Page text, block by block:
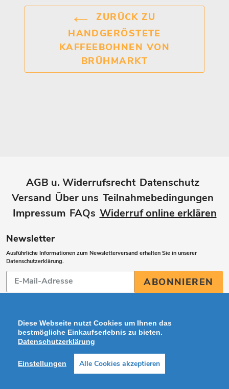
ZURÜCK ZU
HANDGERÖSTETE
KAFFEEBOHNEN VON
BRÜHMARKT
AGB u. Widerrufsrecht Datenschutz
Versand Über uns Teilnahmebedingungen
Impressum FAQs Widerruf online erklären
Newsletter
Ausführliche Informationen zum Newsletterversand erhalten Sie in unserer
Datenschutzerklärung.
Abonnieren
Sie
Mailingliste
ABONNIEREN
Zahlungsarten
Diese Webseite nutzt Cookies um Ihnen das
bestmögliche Einkaufserlebnis zu bieten.
Datenschutzerklärung
Einstellungen Alle Cookies akzeptieren